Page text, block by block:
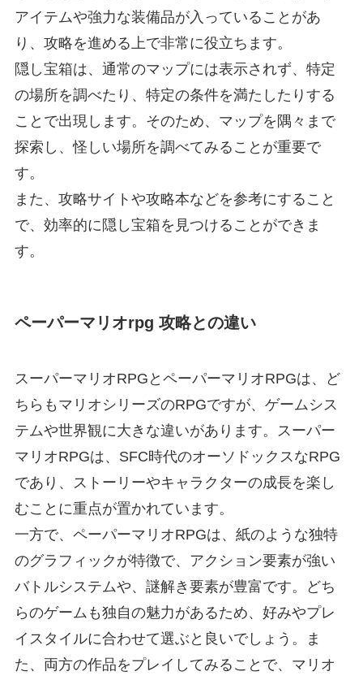
アイテムや強力な装備品が入っていることがあ
り、攻略を進める上で非常に役立ちます。
隠し宝箱は、通常のマップには表示されず、特定
の場所を調べたり、特定の条件を満たしたりする
ことで出現します。そのため、マップを隅々まで
探索し、怪しい場所を調べてみることが重要で
す。
また、攻略サイトや攻略本などを参考にすること
で、効率的に隠し宝箱を見つけることができま
す。
ペーパーマリオrpg 攻略との違い
スーパーマリオRPGとペーパーマリオRPGは、ど
ちらもマリオシリーズのRPGですが、ゲームシス
テムや世界観に大きな違いがあります。スーパー
マリオRPGは、SFC時代のオーソドックスなRPG
であり、ストーリーやキャラクターの成長を楽し
むことに重点が置かれています。
一方で、ペーパーマリオRPGは、紙のような独特
のグラフィックが特徴で、アクション要素が強い
バトルシステムや、謎解き要素が豊富です。どち
らのゲームも独自の魅力があるため、好みやプレ
イスタイルに合わせて選ぶと良いでしょう。ま
た、両方の作品をプレイしてみることで、マリオ